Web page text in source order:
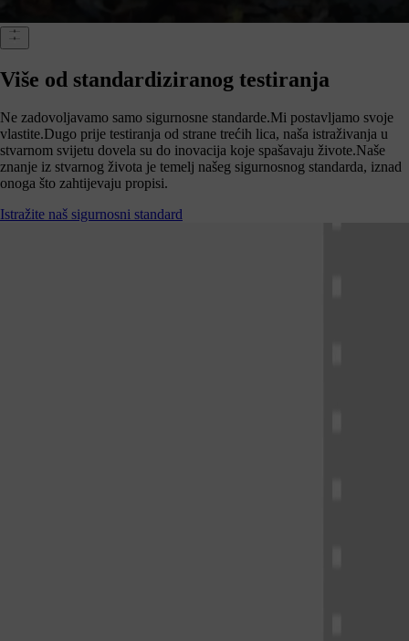
Više od standardiziranog testiranja
Ne zadovoljavamo samo sigurnosne standarde.Mi postavljamo svoje
vlastite.Dugo prije testiranja od strane trećih lica, naša istraživanja u
stvarnom svijetu dovela su do inovacija koje spašavaju živote.Naše
znanje iz stvarnog života je temelj našeg sigurnosnog standarda, iznad
onoga što zahtijevaju propisi.
Istražite naš sigurnosni standard